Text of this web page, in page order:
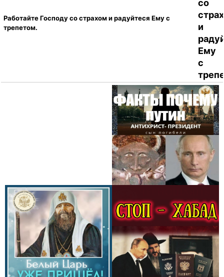
Работайте Господу со страхом и радуйтеся Ему с
трепетом.